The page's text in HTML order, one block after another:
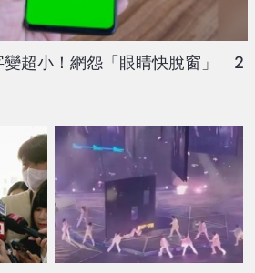
變超小！網怨「眼睛快脫窗」 2